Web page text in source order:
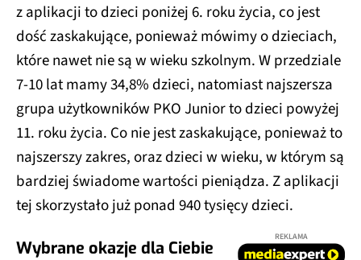
z aplikacji to dzieci poniżej 6. roku życia, co jest
dość zaskakujące, ponieważ mówimy o dzieciach,
które nawet nie są w wieku szkolnym. W przedziale
7-10 lat mamy 34,8% dzieci, natomiast najszersza
grupa użytkowników PKO Junior to dzieci powyżej
11. roku życia. Co nie jest zaskakujące, ponieważ to
najszerszy zakres, oraz dzieci w wieku, w którym są
bardziej świadome wartości pieniądza. Z aplikacji
tej skorzystało już ponad 940 tysięcy dzieci.
Wybrane okazje dla Ciebie
REKLAMA